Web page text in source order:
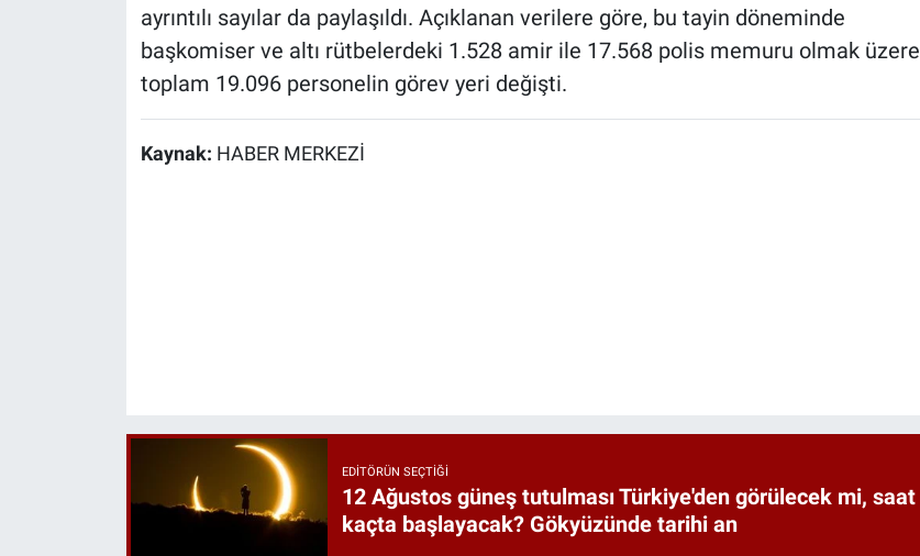
ayrıntılı sayılar da paylaşıldı. Açıklanan verilere göre, bu tayin döneminde
başkomiser ve altı rütbelerdeki 1.528 amir ile 17.568 polis memuru olmak üzere
toplam 19.096 personelin görev yeri değişti.
Kaynak: HABER MERKEZİ
EDITÖRÜN SEÇTIĞI
12 Ağustos güneş tutulması Türkiye'den görülecek mi, saat
kaçta başlayacak? Gökyüzünde tarihi an